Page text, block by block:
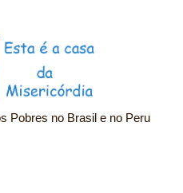
Pobres no Brasil e no Peru